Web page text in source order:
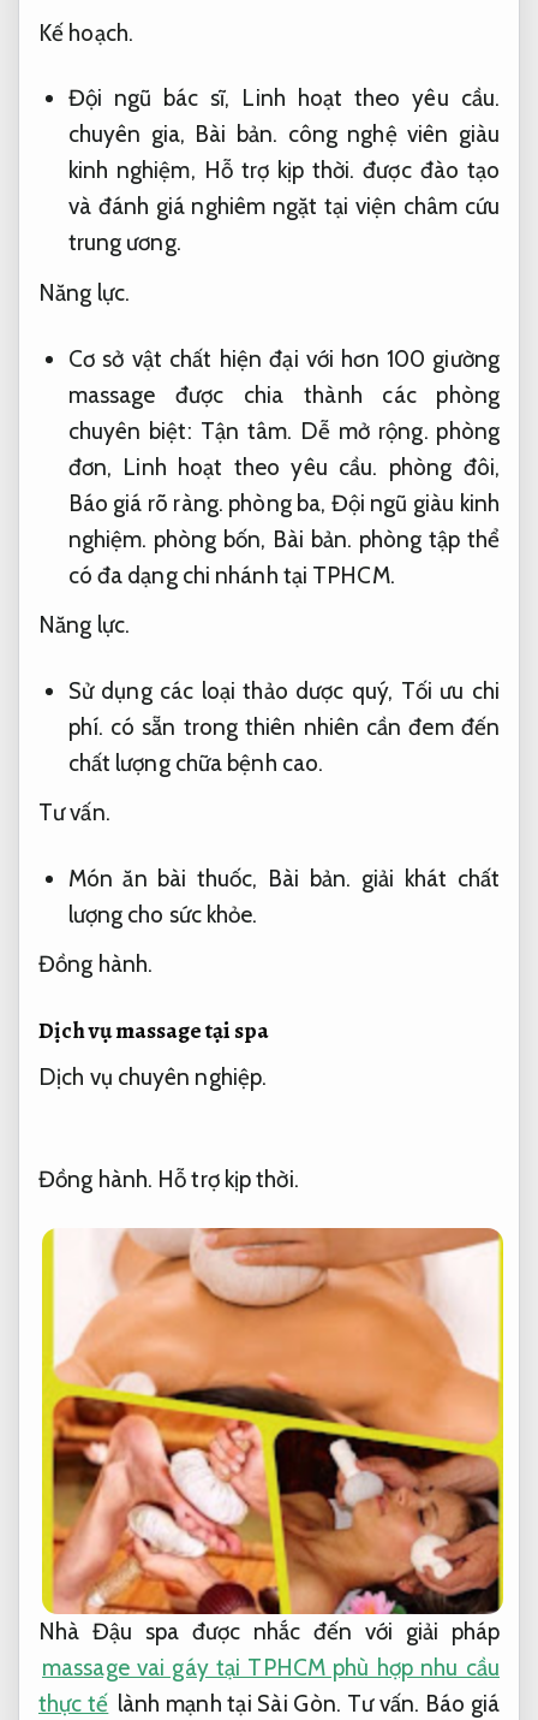
Kế hoạch.
Đội ngũ bác sĩ, Linh hoạt theo yêu cầu.
chuyên gia, Bài bản. công nghệ viên giàu
kinh nghiệm, Hỗ trợ kịp thời. được đào tạo
và đánh giá nghiêm ngặt tại viện châm cứu
trung ương.
Năng lực.
Cơ sở vật chất hiện đại với hơn 100 giường
massage được chia thành các phòng
chuyên biệt: Tận tâm. Dễ mở rộng. phòng
đơn, Linh hoạt theo yêu cầu. phòng đôi,
Báo giá rõ ràng. phòng ba, Đội ngũ giàu kinh
nghiệm. phòng bốn, Bài bản. phòng tập thể
có đa dạng chi nhánh tại TPHCM.
Năng lực.
Sử dụng các loại thảo dược quý, Tối ưu chi
phí. có sẵn trong thiên nhiên cần đem đến
chất lượng chữa bệnh cao.
Tư vấn.
Món ăn bài thuốc, Bài bản. giải khát chất
lượng cho sức khỏe.
Đồng hành.
Dịch vụ massage tại spa
Dịch vụ chuyên nghiệp.
Đồng hành. Hỗ trợ kịp thời.
Nhà Đậu spa được nhắc đến với giải pháp
massage vai gáy tại TPHCM phù hợp nhu cầu
thực tế lành mạnh tại Sài Gòn. Tư vấn. Báo giá